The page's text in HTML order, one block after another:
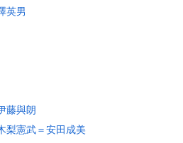
英男
藤與朗
梨憲武＝安田成美